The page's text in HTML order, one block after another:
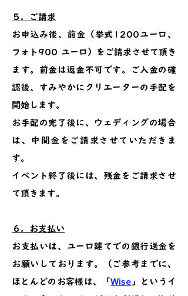
５．​ご請求
お申込み後、前金（挙式1200ユーロ、
フォト900 ユーロ）をご請求させて頂き
ます。前金は返金不可です。ご入金の確
認後、すみやかにクリエーターの手配を
開始します。
お手配の完了後に、ウェディングの場合
は、中間金をご請求させていただきま
す。
イベント終了後には、残金をご請求させ
て頂きます。
６．​お支払い
お支払いは、ユーロ建てでの銀行送金を
お願いしております。（ご参考までに、
ほとんどのお客様は、「Wise 」というイ